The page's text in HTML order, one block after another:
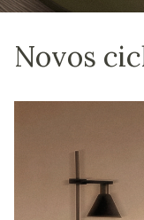
Novos